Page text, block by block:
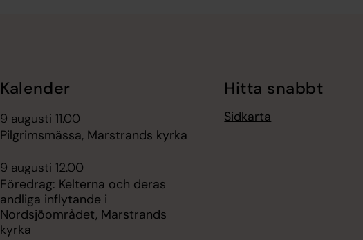
Kalender
9 augusti 11.00
Pilgrimsmässa, Marstrands kyrka
9 augusti 12.00
Föredrag: Kelterna och deras
andliga inflytande i
Nordsjöområdet, Marstrands
kyrka
Hitta snabbt
Sidkarta